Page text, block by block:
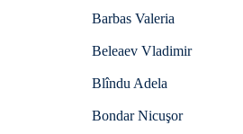
Barbas Valeria
Beleaev Vladimir
Blîndu Adela
Bondar Nicuşor